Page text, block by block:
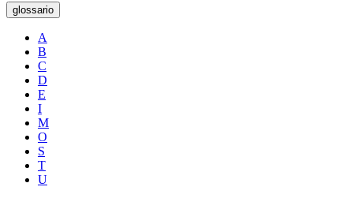
glossario
A
B
C
D
E
I
M
O
S
T
U